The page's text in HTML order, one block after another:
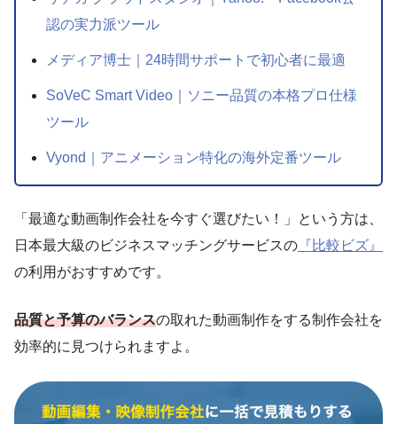
認の実力派ツール
メディア博士｜24時間サポートで初心者に最適
SoVeC Smart Video｜ソニー品質の本格プロ仕様
ツール
Vyond｜アニメーション特化の海外定番ツール
「最適な動画制作会社を今すぐ選びたい！」という方は、
日本最大級のビジネスマッチングサービスの 『比較ビズ』
の利用がおすすめです。
品質と予算のバランスの取れた動画制作をする制作会社を
効率的に見つけられますよ。